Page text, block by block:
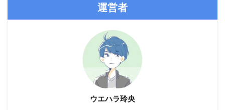
運営者
ウエハラ玲央